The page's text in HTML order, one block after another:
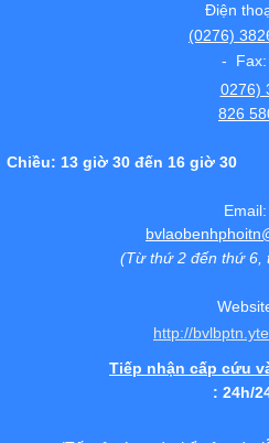
Điện
(0276)
- Fax:
0276)
826
Chiều: 13 giờ 30
Email:
(Từ thứ 2 đến thứ 6,
http://
Tiếp nhận cấp cứu
: 24h/